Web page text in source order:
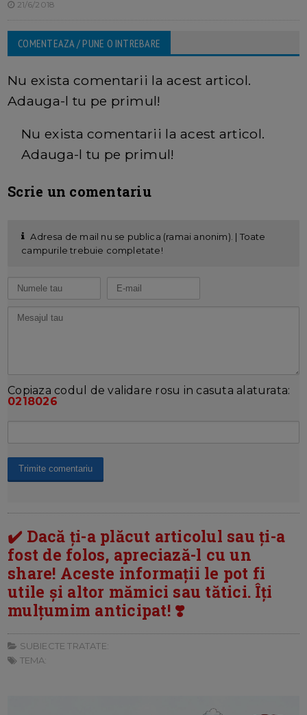
21/6/2018
COMENTEAZA / PUNE O INTREBARE
Nu exista comentarii la acest articol.
Adauga-l tu pe primul!
Nu exista comentarii la acest articol.
Adauga-l tu pe primul!
Scrie un comentariu
Adresa de mail nu se publica (ramai anonim). | Toate
campurile trebuie completate!
Copiaza codul de validare rosu in casuta alaturata:
0218026
✔️ Dacă ți-a plăcut articolul sau ți-a
fost de folos, apreciază-l cu un
share! Aceste informații le pot fi
utile și altor mămici sau tătici. Îți
mulțumim anticipat! ❣️
SUBIECTE TRATATE:
TEMA: